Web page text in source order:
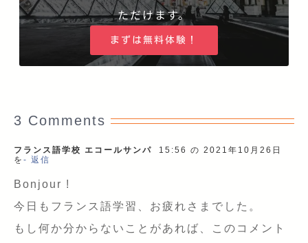
ただけます。
まずは無料体験！
3 Comments
フランス語学校 エコールサンパ
15:56 の 2021年10月26日
を - 返信
Bonjour !
今日もフランス語学習、お疲れさまでした。
もし何か分からないことがあれば、このコメント